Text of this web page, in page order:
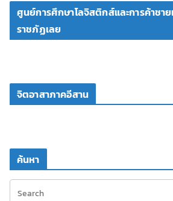
ศูนย์การศึกษาโลจิสติกส์และการค้าชา
ราชภัฏเลย
จิตอาสาภาคอีสาน
ค้นหา